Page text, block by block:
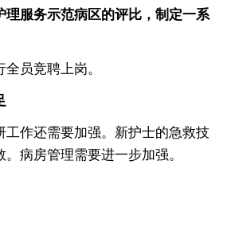
理服务示范病区的评比，制定一系
员竞聘上岗。
作还需要加强。新护士的急救技
病房管理需要进一步加强。